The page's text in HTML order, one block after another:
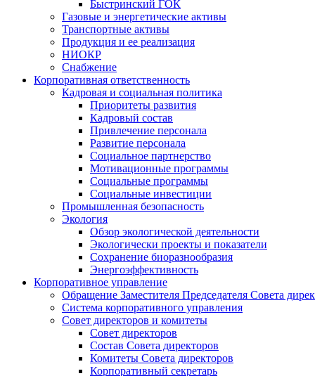
Быстринский ГОК
Газовые и энергетические активы
Транспортные активы
Продукция и ее реализация
НИОКР
Снабжение
Корпоративная ответственность
Кадровая и социальная политика
Приоритеты развития
Кадровый состав
Привлечение персонала
Развитие персонала
Социальное партнерство
Мотивационные программы
Социальные программы
Социальные инвестиции
Промышленная безопасность
Экология
Обзор экологической деятельности
Экологически проекты и показатели
Сохранение биоразнообразия
Энергоэффективность
Корпоративное управление
Обращение Заместителя Председателя Совета
Система корпоративного управления
Совет директоров и комитеты
Совет директоров
Состав Совета директоров
Комитеты Совета директоров
Корпоративный секретарь